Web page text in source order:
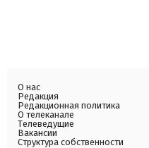
О нас
Редакция
Редакционная политика
О телеканале
Телеведущие
Вакансии
Структура собственности